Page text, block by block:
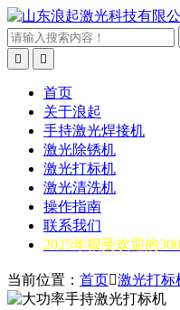


首页
关于浪起
手持激光焊接机
激光除锈机
激光打标机
激光清洗机
操作指南
联系我们
2025年很受欢迎的
当前位置： 首页激光打标